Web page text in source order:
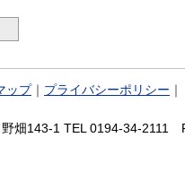
ップ｜ プライバシーポリシー
畑143-1 TEL 0194-34-2111